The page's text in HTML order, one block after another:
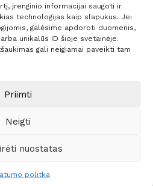
įrenginio informacijai saugoti ir
technologijas kaip slapukus. Jei
galėsime apdoroti duomenis,
unikalūs ID šioje svetainėje.
gali neigiamai paveikti tam
Priimti
Neigti
nuostatas
politka
ITBrolis